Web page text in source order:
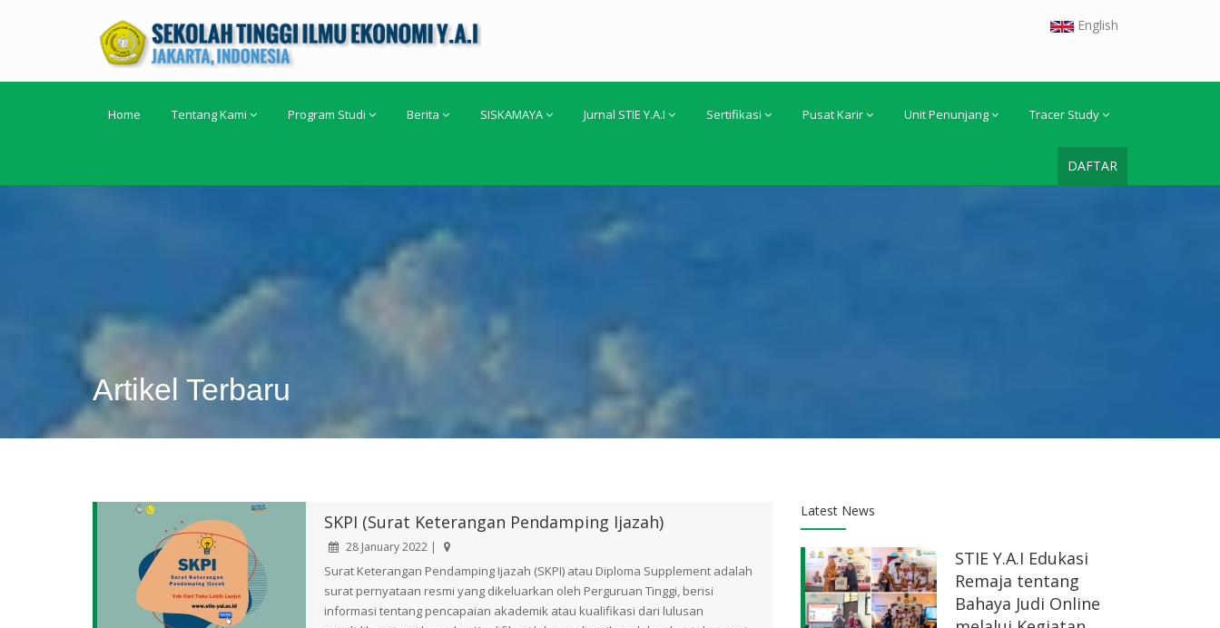
English
Home Tentang Kami Program Studi Berita SISKAMAYA Jurnal STIE Y.A.I Sertifikasi Pusat Karir Unit Penunjang Tracer Study
DAFTAR
Artikel Terbaru
SKPI (Surat Keterangan Pendamping Ijazah)
28 January 2022 |
Surat Keterangan Pendamping Ijazah (SKPI) atau Diploma Supplement adalah
surat pernyataan resmi yang dikeluarkan oleh Perguruan Tinggi, berisi
informasi tentang pencapaian akademik atau kualifikasi dari lulusan
Latest News
STIE Y.A.I Edukasi
Remaja tentang
Bahaya Judi Online